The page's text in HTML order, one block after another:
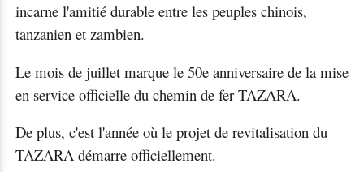
incarne l'amitié durable entre les peuples chinois,
tanzanien et zambien.
Le mois de juillet marque le 50e anniversaire de la mise
en service officielle du chemin de fer TAZARA.
De plus, c'est l'année où le projet de revitalisation du
TAZARA démarre officiellement.